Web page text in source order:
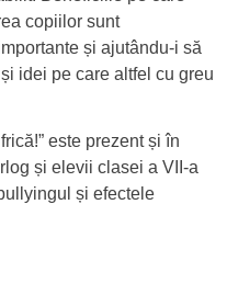
copiilor sunt
și ajutându-i să
idei pe care altfel cu greu
este prezent și în
și elevii clasei a VII-a
și efectele